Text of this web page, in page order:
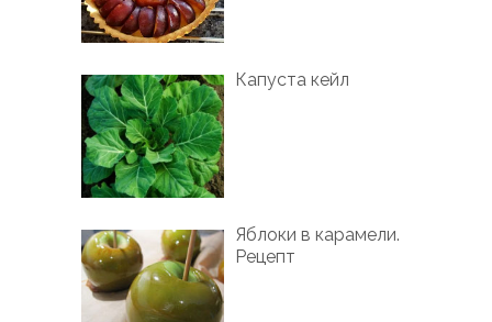
Капуста кейл
Яблоки в карамели.
Рецепт